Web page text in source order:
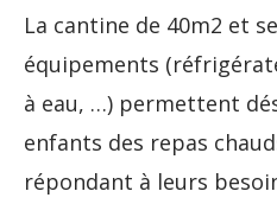
La cantine de 40m2 et
équipements
à eau, …) permettent
enfants des repas
répondant à leurs